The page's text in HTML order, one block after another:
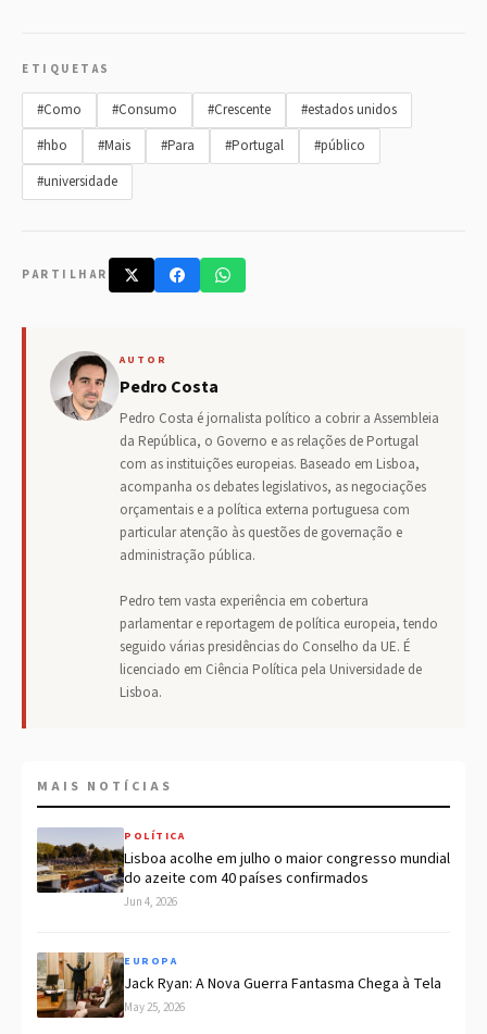
ETIQUETAS
#Como #Consumo #Crescente
#estados unidos
#hbo
#Mais #Para #Portugal
#público
#universidade
PARTILHAR
AUTOR
Pedro Costa
Pedro Costa é jornalista político a cobrir a Assembleia
da República, o Governo e as relações de Portugal
com as instituições europeias. Baseado em Lisboa,
acompanha os debates legislativos, as negociações
orçamentais e a política externa portuguesa com
particular atenção às questões de governação e
administração pública.
Pedro tem vasta experiência em cobertura
parlamentar e reportagem de política europeia, tendo
seguido várias presidências do Conselho da UE. É
licenciado em Ciência Política pela Universidade de
Lisboa.
MAIS NOTÍCIAS
POLÍTICA
Lisboa acolhe em julho o maior congresso mundial
do azeite com 40 países confirmados
Jun 4, 2026
EUROPA
Jack Ryan: A Nova Guerra Fantasma Chega à Tela
May 25, 2026